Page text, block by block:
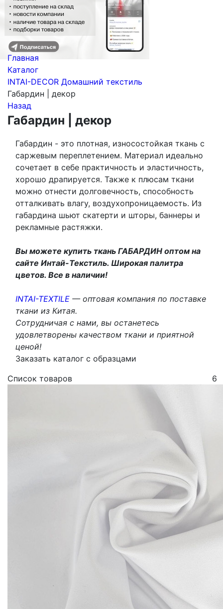
Главная
Каталог
INTAI-DECOR Домашний текстиль
Габардин | декор
Назад
Габардин | декор
Габардин - это плотная, износостойкая ткань с
саржевым переплетением. Материал идеально
сочетает в себе практичность и эластичность,
хорошо драпируется. Также к плюсам ткани
можно отнести долговечность, способность
отталкивать влагу, воздухопроницаемость. Из
габардина шьют скатерти и шторы, баннеры и
рекламные растяжки.
Вы можете купить ткань ГАБАРДИН оптом на
сайте Интай-Текстиль. Широкая палитра
цветов. Все в наличии!
INTAI-TEXTILE — оптовая компания по поставке
ткани из Китая.
Сотрудничая с нами, вы останетесь
удовлетворены качеством ткани и приятной
ценой!
Заказать каталог с образцами
Список товаров
6